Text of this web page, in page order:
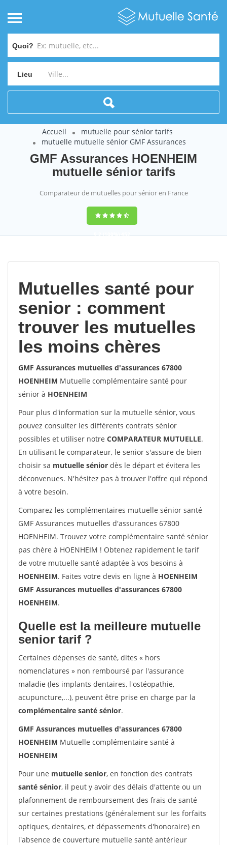
Quoi?
Lieu
Accueil
mutuelle pour sénior tarifs
mutuelle mutuelle sénior GMF Assurances
GMF Assurances HOENHEIM
mutuelle sénior tarifs
Comparateur de mutuelles pour sénior en France
9,2(100%)452
Mutuelles santé pour
senior : comment
trouver les mutuelles
les moins chères
GMF Assurances mutuelles d'assurances 67800
HOENHEIM Mutuelle complémentaire santé pour
sénior à HOENHEIM
Pour plus d'information sur la mutuelle sénior, vous
pouvez consulter les différents contrats sénior
possibles et utiliser notre COMPARATEUR MUTUELLE.
En utilisant le comparateur, le senior s'assure de bien
choisir sa mutuelle sénior dès le départ et évitera les
déconvenues. N'hésitez pas à trouver l'offre qui répond
à votre besoin.
Comparez les complémentaires mutuelle sénior santé
GMF Assurances mutuelles d'assurances 67800
HOENHEIM. Trouvez votre complémentaire santé sénior
pas chère à HOENHEIM ! Obtenez rapidement le tarif
de votre mutuelle santé adaptée à vos besoins à
HOENHEIM. Faites votre devis en ligne à HOENHEIM
GMF Assurances mutuelles d'assurances 67800
HOENHEIM.
Quelle est la meilleure mutuelle
senior tarif ?
Certaines dépenses de santé, dites « hors
nomenclatures » non remboursé par l'assurance
maladie (les implants dentaires, l'ostéopathie,
acupuncture,...), peuvent être prise en charge par la
complémentaire santé sénior.
GMF Assurances mutuelles d'assurances 67800
HOENHEIM Mutuelle complémentaire santé à
HOENHEIM
Pour une mutuelle senior, en fonction des contrats
santé sénior, il peut y avoir des délais d'attente ou un
plafonnement de remboursement des frais de santé
sur certaines prestations (généralement sur les forfaits
optiques, dentaires, et dépassements d'honoraire) en
l'absence de couverture mutuelle santé antérieur